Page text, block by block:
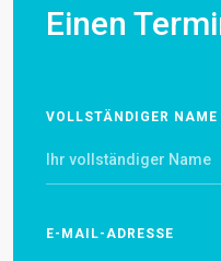
Einen
VOLLSTÄNDIGER NAME
E-MAIL-ADRESSE